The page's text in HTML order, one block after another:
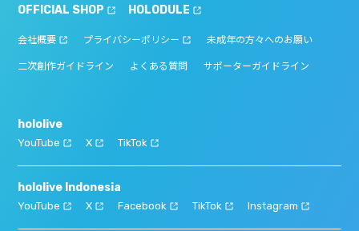
OFFICIAL SHOP
HOLODULE
会社概要 プライバシーポリシー 未成年の方々へのお願い
二次創作ガイドライン よくある質問 サポーターガイドライン
hololive
YouTube X TikTok
hololive Indonesia
YouTube X Facebook TikTok Instagram